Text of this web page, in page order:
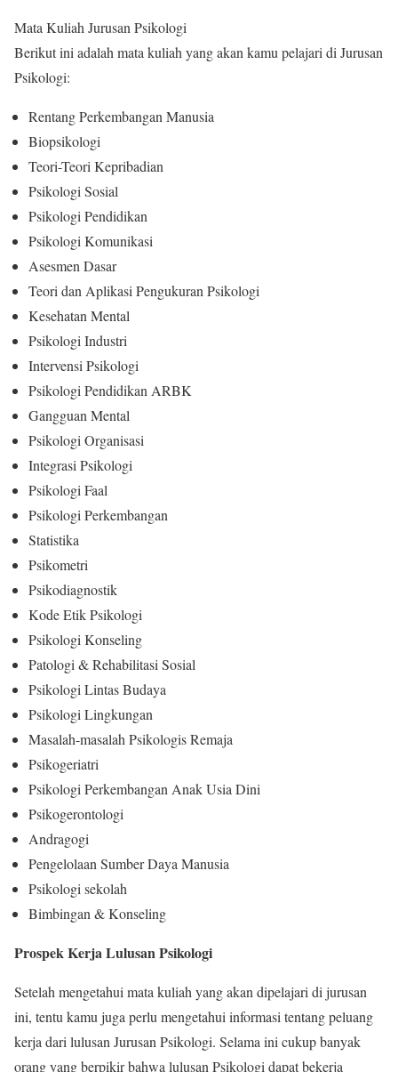
Mata Kuliah Jurusan Psikologi
Berikut ini adalah mata kuliah yang akan kamu pelajari di Jurusan
Psikologi:
Rentang Perkembangan Manusia
Biopsikologi
Teori-Teori Kepribadian
Psikologi Sosial
Psikologi Pendidikan
Psikologi Komunikasi
Asesmen Dasar
Teori dan Aplikasi Pengukuran Psikologi
Kesehatan Mental
Psikologi Industri
Intervensi Psikologi
Psikologi Pendidikan ARBK
Gangguan Mental
Psikologi Organisasi
Integrasi Psikologi
Psikologi Faal
Psikologi Perkembangan
Statistika
Psikometri
Psikodiagnostik
Kode Etik Psikologi
Psikologi Konseling
Patologi & Rehabilitasi Sosial
Psikologi Lintas Budaya
Psikologi Lingkungan
Masalah-masalah Psikologis Remaja
Psikogeriatri
Psikologi Perkembangan Anak Usia Dini
Psikogerontologi
Andragogi
Pengelolaan Sumber Daya Manusia
Psikologi sekolah
Bimbingan & Konseling
Prospek Kerja Lulusan Psikologi
Setelah mengetahui mata kuliah yang akan dipelajari di jurusan
ini, tentu kamu juga perlu mengetahui informasi tentang peluang
kerja dari lulusan Jurusan Psikologi. Selama ini cukup banyak
orang yang berpikir bahwa lulusan Psikologi dapat bekerja